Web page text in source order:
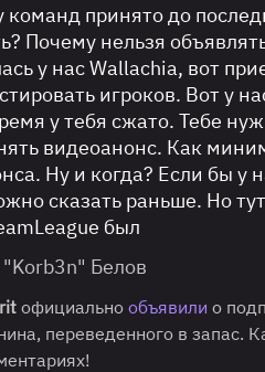
команд принято до
Почему нельзя
у нас Wallachia, вот
игроков. Вот у
у тебя сжато. Тебе
видеоанонс. Как
Ну и когда? Если бы
сказать раньше. Но
был
Белов
официально объявили о
переведенного в запас.